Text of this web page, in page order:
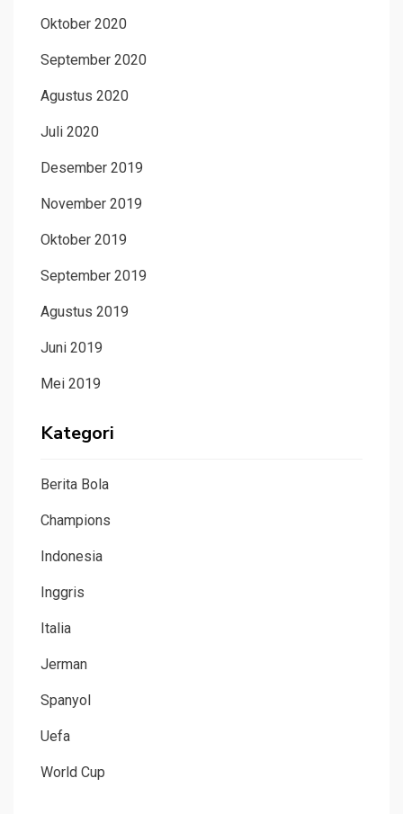
Oktober 2020
September 2020
Agustus 2020
Juli 2020
Desember 2019
November 2019
Oktober 2019
September 2019
Agustus 2019
Juni 2019
Mei 2019
Kategori
Berita Bola
Champions
Indonesia
Inggris
Italia
Jerman
Spanyol
Uefa
World Cup